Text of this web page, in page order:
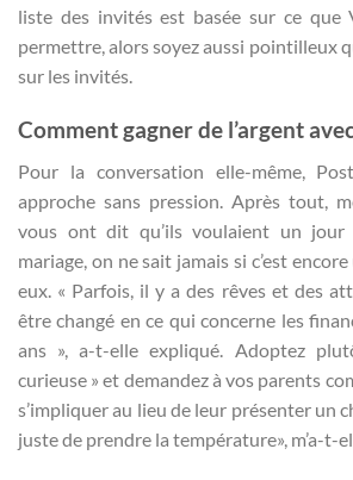
liste des invités est basée sur ce que
permettre, alors soyez aussi pointilleux
sur les invités.
Comment gagner de l’argent
Pour la conversation elle-même,
approche sans pression. Après tout,
vous ont dit qu’ils voulaient un
mariage, on ne sait jamais si c’est
eux. « Parfois, il y a des rêves et des
être changé en ce qui concerne les
ans », a-t-elle expliqué. Adoptez
curieuse » et demandez à vos parents
s’impliquer au lieu de leur présenter un
juste de prendre la température», m’a-t-